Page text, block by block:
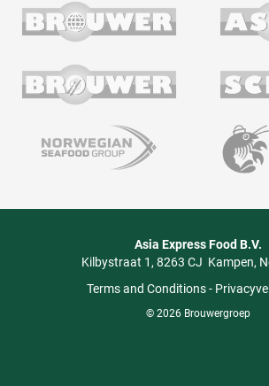
Asia Express Food B.V.
Kilbystraat 1 8263 CJ Kampen
Terms and Conditions-
© 2026 Brouwergroep